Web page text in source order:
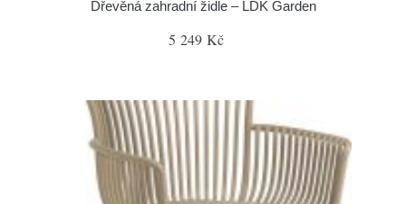
Dřevěná zahradní židle – LDK Garden
5 249 Kč